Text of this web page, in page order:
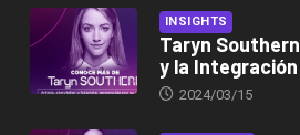
INSIGHTS
Taryn Southern
y la Integración
2024/03/15